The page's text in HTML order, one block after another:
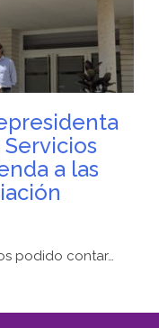
a las
podido contar…